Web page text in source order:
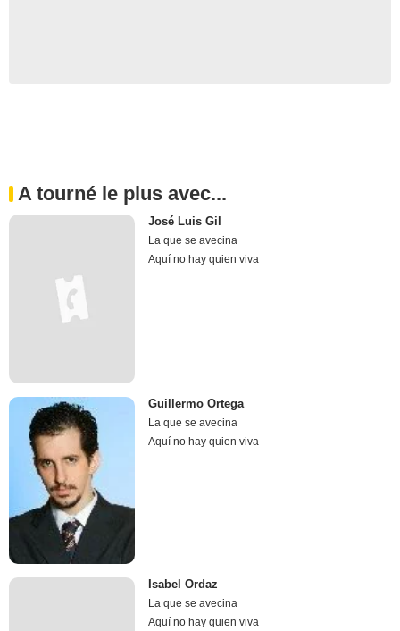
A tourné le plus avec...
José Luis Gil
La que se avecina
Aquí no hay quien viva
Guillermo Ortega
La que se avecina
Aquí no hay quien viva
Isabel Ordaz
La que se avecina
Aquí no hay quien viva